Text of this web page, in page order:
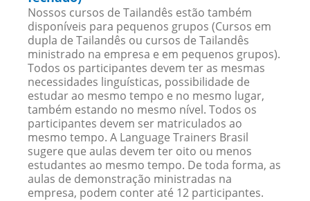
Nossos cursos de Tailandês estão também
disponíveis para pequenos grupos (Cursos em
dupla de Tailandês ou cursos de Tailandês
ministrado na empresa e em pequenos grupos).
Todos os participantes devem ter as mesmas
necessidades linguísticas, possibilidade de
estudar ao mesmo tempo e no mesmo lugar,
também estando no mesmo nível. Todos os
participantes devem ser matriculados ao
mesmo tempo. A Language Trainers Brasil
sugere que aulas devem ter oito ou menos
estudantes ao mesmo tempo. De toda forma, as
aulas de demonstração ministradas na
empresa, podem conter até 12 participantes.